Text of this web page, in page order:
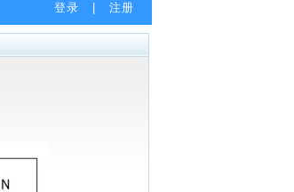
登录 注册